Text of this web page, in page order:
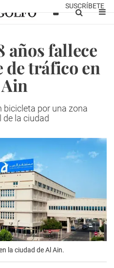
SUSCRÍBETE
años fallece
de tráfico en
bicicleta por una zona
de la ciudad
la ciudad de Al Ain.